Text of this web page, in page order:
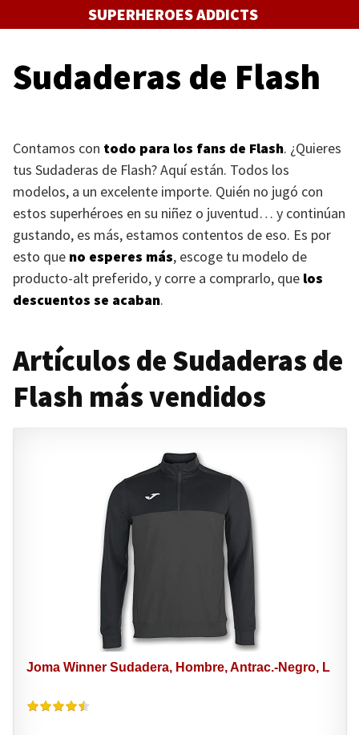
al
SUPERHEROES ADDICTS
Sudaderas de Flash
Contamos con todo para los fans de Flash. ¿Quieres
tus Sudaderas de Flash? Aquí están. Todos los
modelos, a un excelente importe. Quién no jugó con
estos superhéroes en su niñez o juventud… y continúan
gustando, es más, estamos contentos de eso. Es por
esto que no esperes más, escoge tu modelo de
producto-alt preferido, y corre a comprarlo, que los
descuentos se acaban.
Artículos de Sudaderas de
Flash más vendidos
Joma Winner Sudadera, Hombre, Antrac.-Negro, L